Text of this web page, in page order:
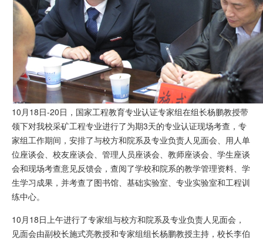
10月18日-20日，国家工程教育专业认证专家组在组长杨鹏教授带
领下对我校采矿工程专业进行了为期3天的专业认证现场考查，专
家组工作期间，安排了与校方和院系及专业负责人见面会、用人单
位座谈会、校友座谈会、管理人员座谈会、教师座谈会、学生座谈
会和现场考查意见反馈会，查阅了学校和院系的教学管理资料、学
生学习成果，并考查了图书馆、基础实验室、专业实验室和工程训
练中心。
10月18日上午进行了专家组与校方和院系及专业负责人见面会，
见面会由副校长施式亮教授和专家组组长杨鹏教授主持，校长李伯